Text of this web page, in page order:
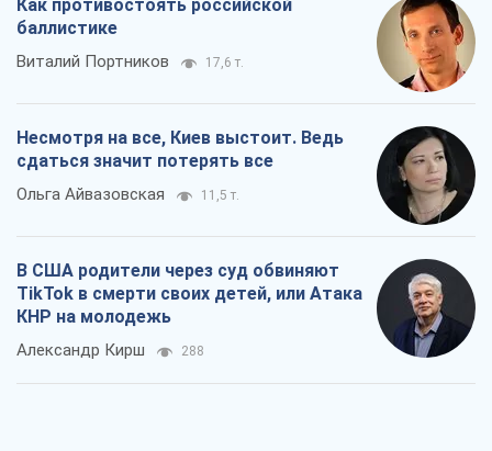
Как противостоять российской
баллистике
Виталий Портников 17,6 т.
Несмотря на все, Киев выстоит. Ведь
сдаться значит потерять все
Ольга Айвазовская 11,5 т.
В США родители через суд обвиняют
TikTok в смерти своих детей, или Атака
КНР на молодежь
Александр Кирш 288